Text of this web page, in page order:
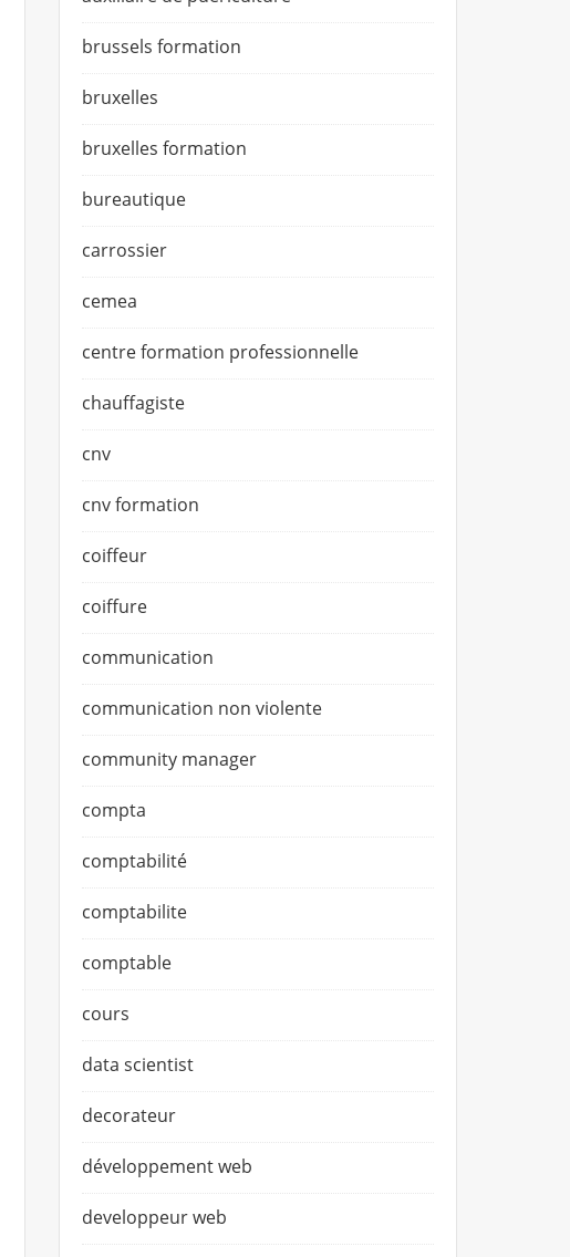
brussels formation
bruxelles
bruxelles formation
bureautique
carrossier
cemea
centre formation professionnelle
chauffagiste
cnv
cnv formation
coiffeur
coiffure
communication
communication non violente
community manager
compta
comptabilité
comptabilite
comptable
cours
data scientist
decorateur
développement web
developpeur web